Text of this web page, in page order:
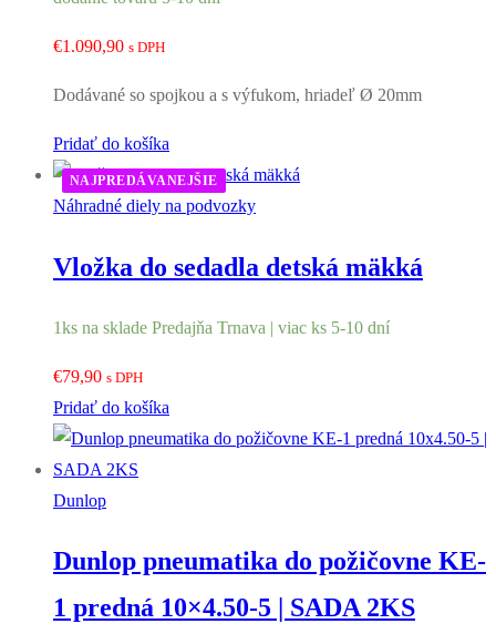
€1.090,90 s DPH
Dodávané so spojkou a s výfukom, hriadeľ Ø 20mm
Pridať do košíka
Náhradné diely na podvozky
NAJPREDÁVANEJŠIE
Vložka do sedadla detská mäkká
1ks na sklade Predajňa Trnava | viac ks 5-10 dní
€79,90 s DPH
Pridať do košíka
Dunlop
Dunlop pneumatika do požičovne KE-
1 predná 10×4.50-5 | SADA 2KS